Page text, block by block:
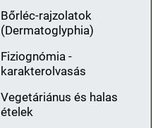
Bőrléc-rajzolatok
(Dermatoglyphia)
Fiziognómia -
karakterolvasás
Vegetáriánus és halas
ételek